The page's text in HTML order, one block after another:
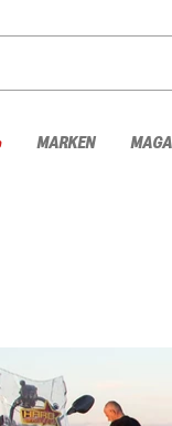
MARKEN